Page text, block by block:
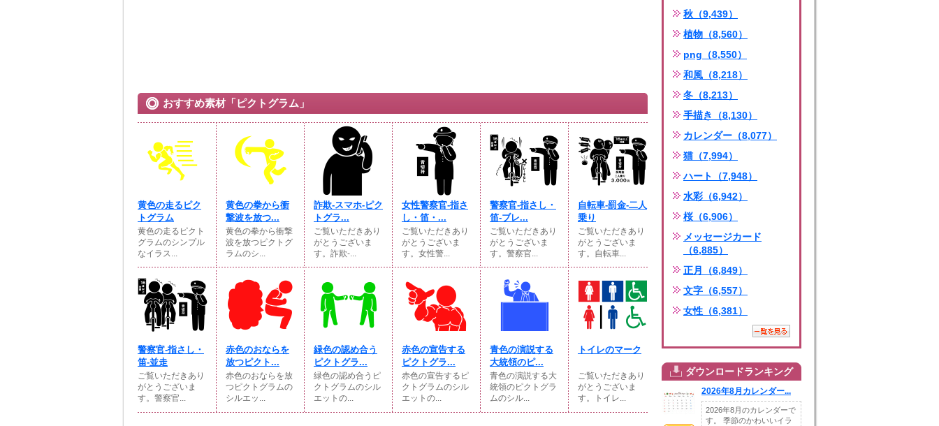
おすすめ素材「ピクトグラム」
黄色の走るピク
トグラム
黄色の走るピクト
グラムのシンプル
なイラス...
黄色の拳から衝
撃波を放つ...
黄色の拳から衝撃
波を放つピクトグ
ラムのシ...
詐欺-スマホ-ピク
トグラ...
ご覧いただきあり
がとうございま
す。詐欺-...
女性警察官-指さ
し・笛・...
ご覧いただきあり
がとうございま
す。女性警...
警察官-指さし・
笛-ブレ...
ご覧いただきあり
がとうございま
す。警察官...
自転車-罰金-二人
乗り
ご覧いただきあり
がとうございま
す。自転車...
警察官-指さし・
笛-並走
ご覧いただきあり
がとうございま
す。警察官...
赤色のおならを
放つピクト...
赤色のおならを放
つピクトグラムの
シルエッ...
緑色の認め合う
ピクトグラ...
緑色の認め合うピ
クトグラムのシル
エットの...
赤色の宣告する
ピクトグラ...
赤色の宣告するピ
クトグラムのシル
エットの...
青色の演説する
大統領のピ...
青色の演説する大
統領のピクトグラ
ムのシル...
トイレのマーク
ご覧いただきあり
がとうございま
す。トイレ...
秋（9,439）
植物（8,560）
png（8,550）
和風（8,218）
冬（8,213）
手描き（8,130）
カレンダー（8,077）
猫（7,994）
ハート（7,948）
水彩（6,942）
桜（6,906）
メッセージカード
（6,885）
正月（6,849）
文字（6,557）
女性（6,381）
ダウンロードランキング
2026年8月カレンダー...
2026年8月のカレンダーで
す。 季節のかわいいイラ